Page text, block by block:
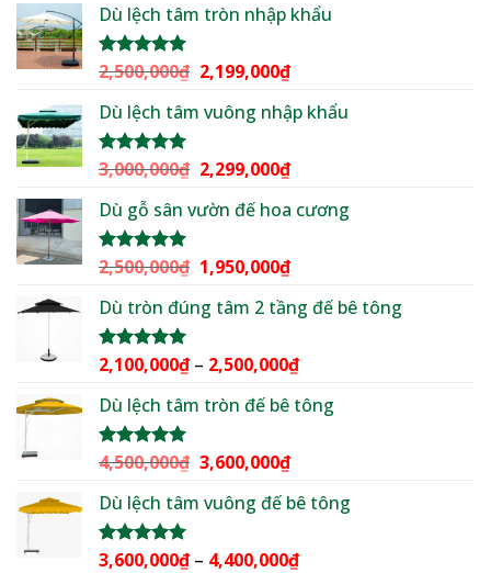
Dù lệch tâm tròn nhập khẩu
Được xếp
5 sao
2,500,000₫ Giá
là:
2,199,000₫Giá
tại
2,199,000₫.
Dù lệch tâm vuông nhập khẩu
Được xếp
5 sao
3,000,000₫ Giá
là:
2,299,000₫Giá
tại
2,299,000₫.
Dù gỗ sân vườn đế hoa cương
Được xếp
5 sao
2,500,000₫ Giá
là:
1,950,000₫Giá
tại
1,950,000₫.
Dù tròn đúng tâm 2 tầng đế bê tông
Được xếp
5 sao
2,100,000₫ – 2,500,000₫Khoảng
từ
Dù lệch tâm tròn đế bê tông
Được xếp
5 sao
4,500,000₫ Giá
là:
3,600,000₫Giá
tại
3,600,000₫.
Dù lệch tâm vuông đế bê tông
Được xếp
3,600,000₫ – 4,400,000₫Khoảng